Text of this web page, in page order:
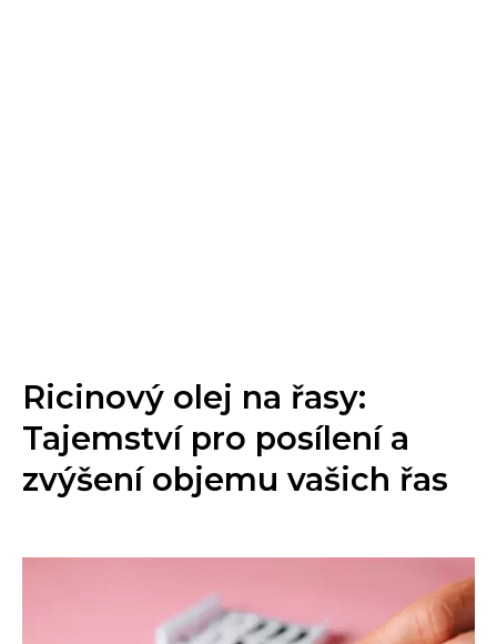
Ricinový olej na řasy:
Tajemství pro posílení a
zvýšení objemu vašich řas